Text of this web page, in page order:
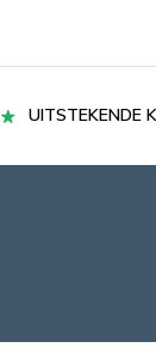
UITSTEKENDE